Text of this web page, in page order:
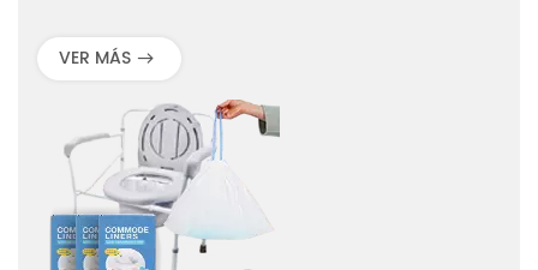
eficiencia en situaciones de atención domiciliaria.
VER MÁS